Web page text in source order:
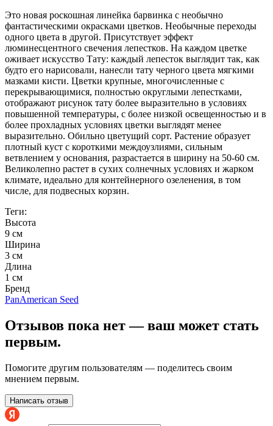
Это новая роскошная линейка барвинка с необычно
фантастическими окрасками цветков. Необычные переходы
одного цвета в другой. Присутствует эффект
люминесцентного свечения лепестков. На каждом цветке
оживает искусство Тату: каждый лепесток выглядит так, как
будто его нарисовали, нанесли тату черного цвета мягкими
мазками кисти. Цветки крупные, многочисленные с
перекрывающимися, полностью округлыми лепестками,
отображают рисунок тату более выразительно в условиях
повышенной температуры, с более низкой освещенностью и в
более прохладных условиях цветки выглядят менее
выразительно. Обильно цветущий сорт. Растение образует
плотный куст с короткими междоузлиями, сильным
ветвлением у основания, разрастается в ширину на 50-60 см.
Великолепно растет в сухих солнечных условиях и жарком
климате, идеально для контейнерного озеленения, в том
числе, для подвесных корзин.
Теги:
Высота
9 см
Ширина
3 см
Длина
1 см
Бренд
PanAmerican Seed
Отзывов пока нет — ваш может стать
первым.
Помогите другим пользователям — поделитесь своим
мнением первым.
Написать отзыв